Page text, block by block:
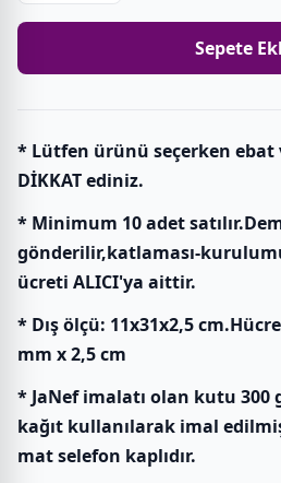
Sepete
* Lütfen ürünü seçerken ebat
DİKKAT ediniz.
* Minimum 10 adet
gönderilir,katlaması-
ücreti ALICI'ya aittir.
* Dış ölçü: 11x31x2,5
mm x 2,5 cm
* JaNef imalatı olan kutu
kağıt kullanılarak imal
mat selefon kaplıdır.